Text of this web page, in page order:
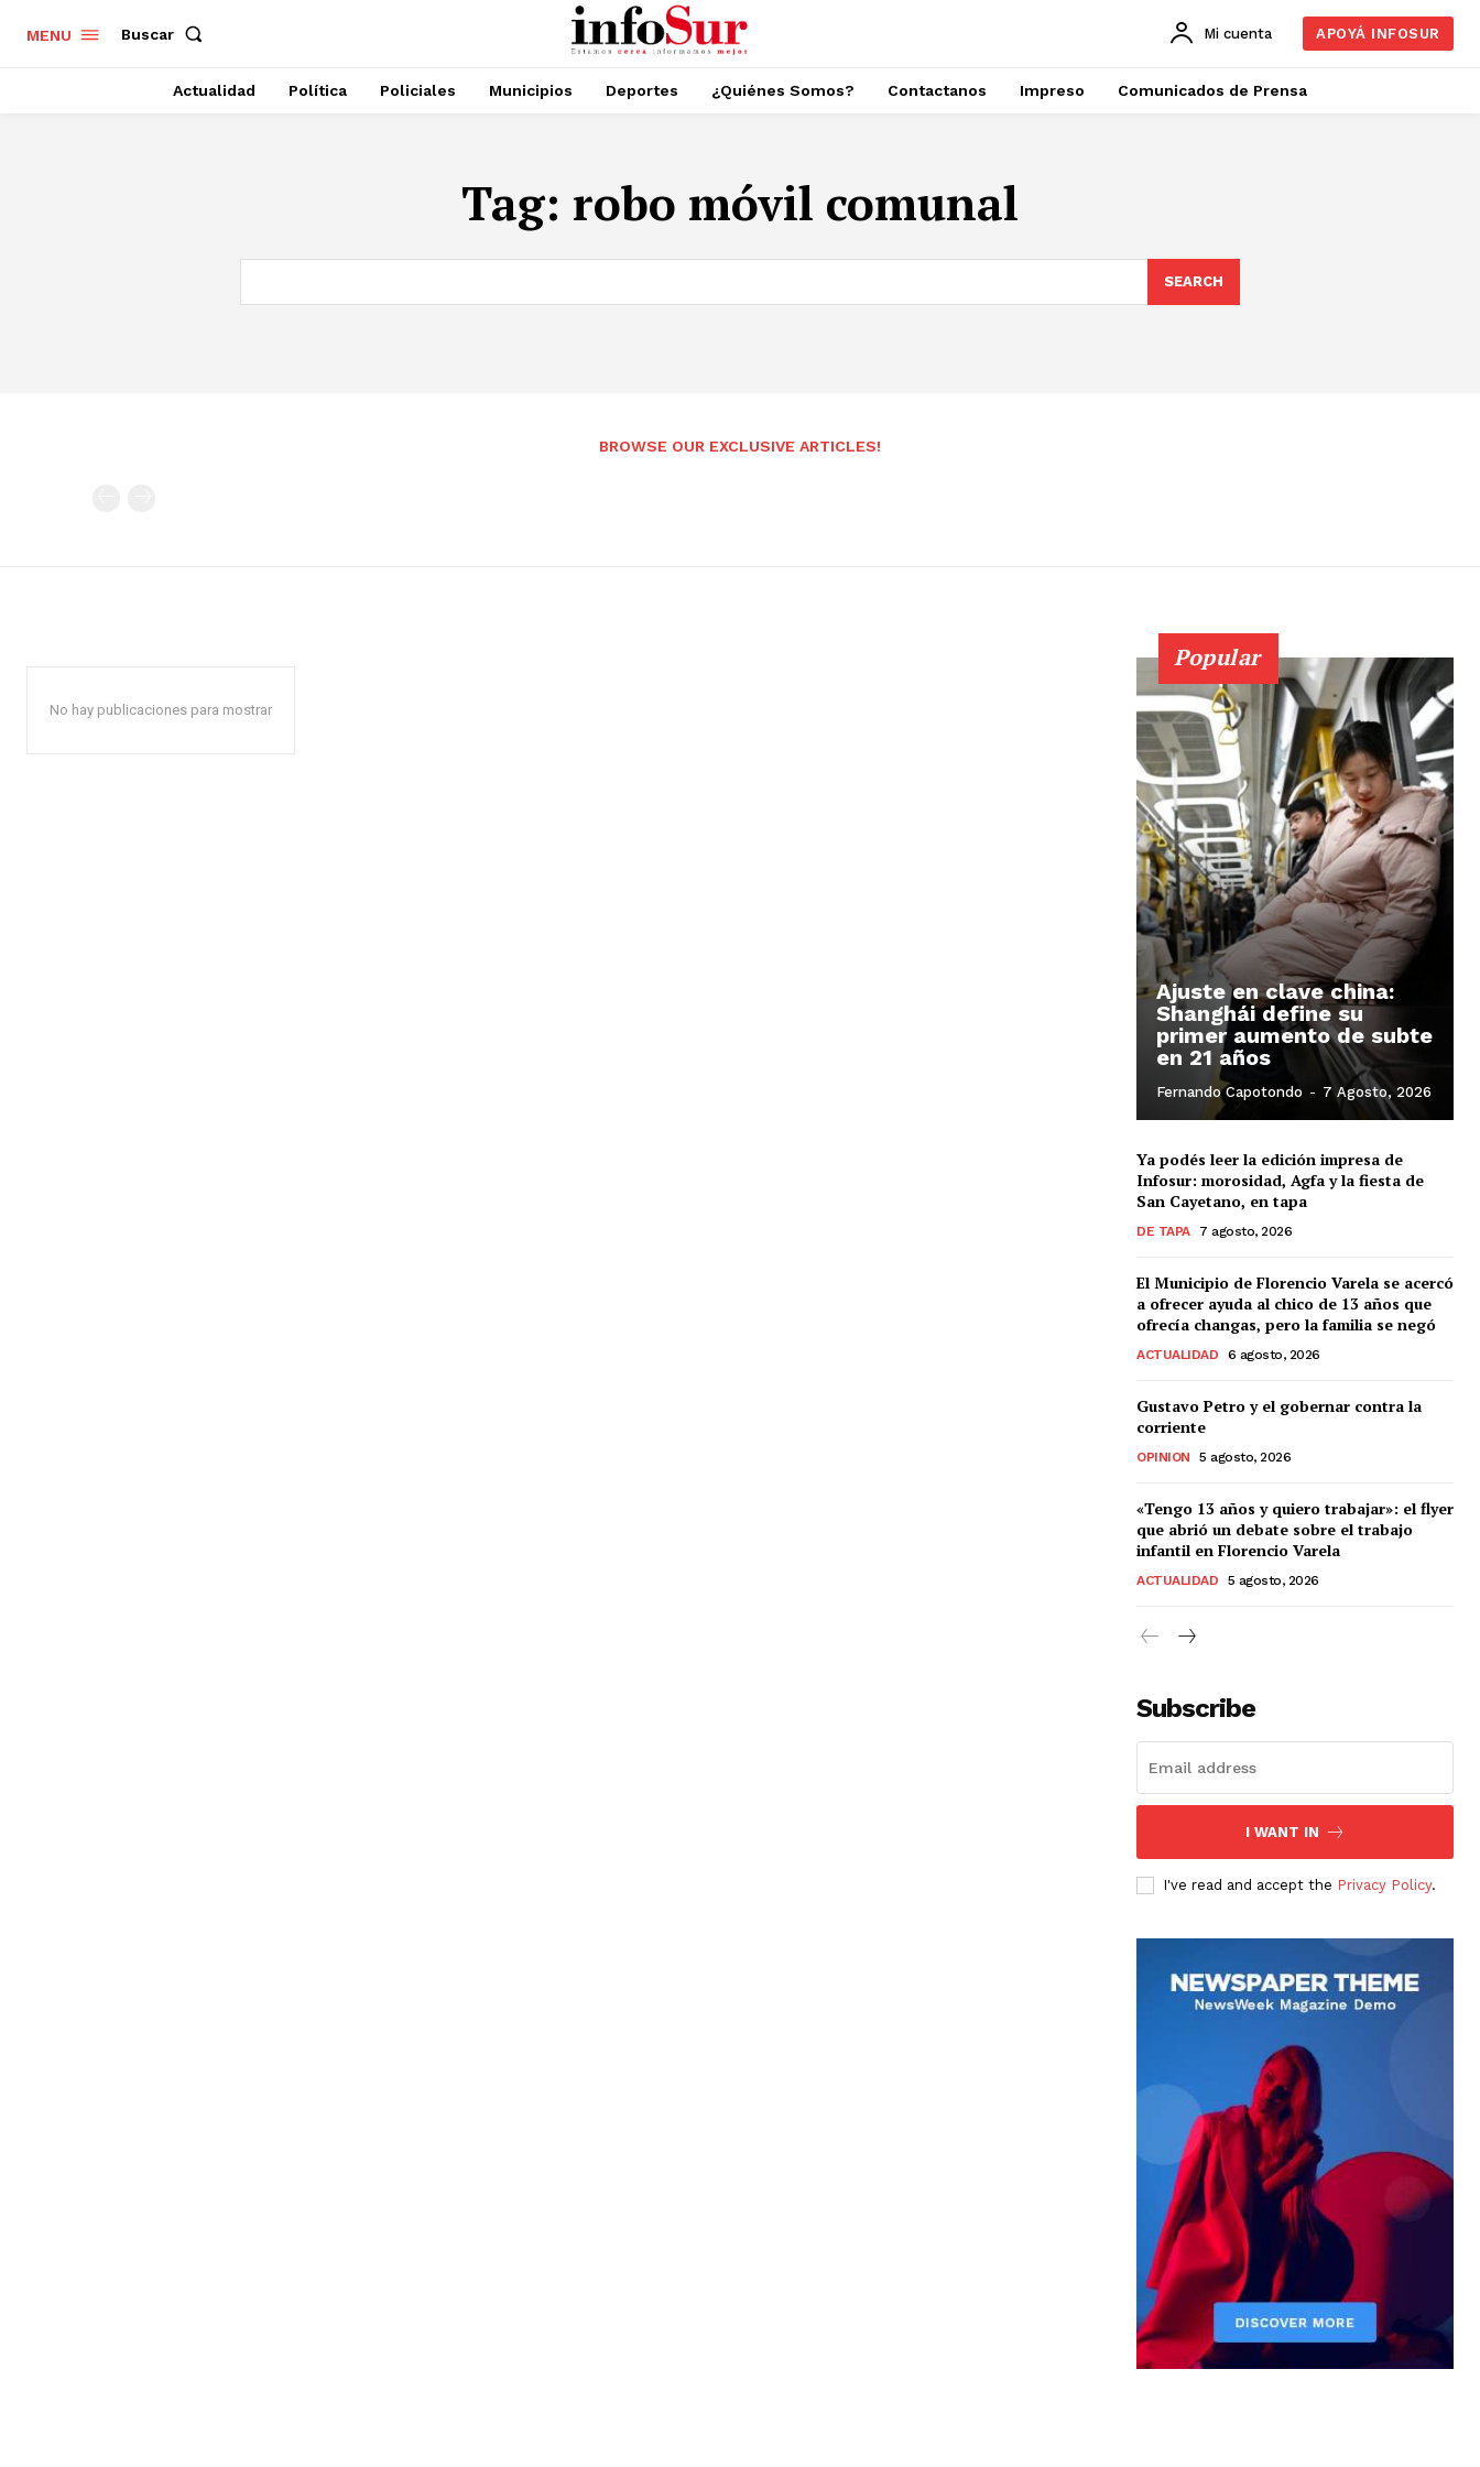
MENU Buscar Mi cuenta APOYÁ INFOSUR
Actualidad Política Policiales Municipios Deportes ¿Quiénes Somos? Contactanos Impreso Comunicados de Prensa
Tag: robo móvil comunal
SEARCH
BROWSE OUR EXCLUSIVE ARTICLES!
No hay publicaciones para mostrar
Popular
Ajuste en clave china:
Shanghái define su
primer aumento de subte
en 21 años
Fernando Capotondo - 7 Agosto, 2026
Ya podés leer la edición impresa de
Infosur: morosidad, Agfa y la fiesta de
San Cayetano, en tapa
DE TAPA 7 agosto, 2026
El Municipio de Florencio Varela se acercó
a ofrecer ayuda al chico de 13 años que
ofrecía changas, pero la familia se negó
ACTUALIDAD 6 agosto, 2026
Gustavo Petro y el gobernar contra la
corriente
OPINION 5 agosto, 2026
«Tengo 13 años y quiero trabajar»: el flyer
que abrió un debate sobre el trabajo
infantil en Florencio Varela
ACTUALIDAD 5 agosto, 2026
Subscribe
I WANT IN
I've read and accept the Privacy Policy.